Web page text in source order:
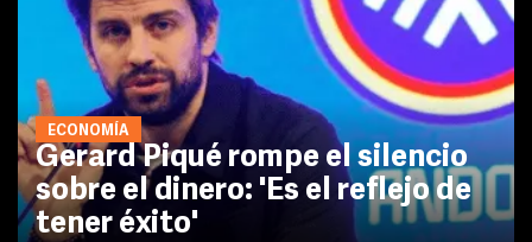
ECONOMÍA
Gerard Piqué rompe el silencio
sobre el dinero: 'Es el reflejo de
tener éxito'